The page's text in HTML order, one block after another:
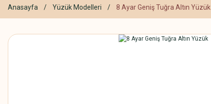
Anasayfa Yüzük Modelleri 8 Ayar Geniş Tuğra Altın Yüzük